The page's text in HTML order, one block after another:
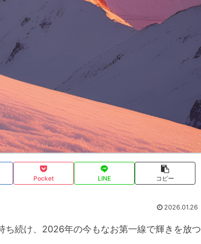
Pocket LINE コピー
2026.01.26
ち続け、2026年の今もなお第一線で輝きを放つ